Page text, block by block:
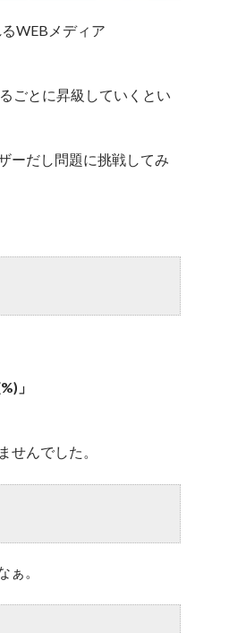
WEBメディア
ごとに昇級していくとい
ーだし問題に挑戦してみ
」
せんでした。
。